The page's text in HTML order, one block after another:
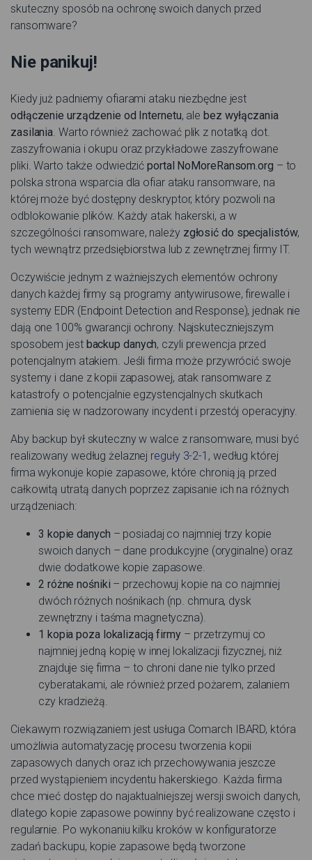
skuteczny sposób na ochronę swoich danych przed
ransomware?
Nie panikuj!
Kiedy już padniemy ofiarami ataku niezbędne jest
odłączenie urządzenie od Internetu, alebez wyłączania
zasilania. Warto również zachować plik z notatką dot.
zaszyfrowania i okupu oraz przykładowe zaszyfrowane
pliki. Warto także odwiedzićportal NoMoreRansom.org – to
polska strona wsparcia dla ofiar ataku ransomware, na
której może być dostępny deskryptor, który pozwoli na
odblokowanie plików. Każdy atak hakerski, a w
szczególności ransomware, należy zgłosić do specjalistów,
tych wewnątrz przedsiębiorstwa lub z zewnętrznej firmy IT.
Oczywiście jednym z ważniejszych elementów ochrony
danych każdej firmy są programy antywirusowe, firewalle i
systemy EDR (Endpoint Detection and Response), jednak nie
dają one 100% gwarancji ochrony. Najskuteczniejszym
sposobem jest backup danych, czyli prewencja przed
potencjalnym atakiem. Jeśli firma może przywrócić swoje
systemy i dane z kopii zapasowej, atak ransomware z
katastrofy o potencjalnie egzystencjalnych skutkach
zamienia się w nadzorowany incydent i przestój operacyjny.
Aby backup był skuteczny w walce z ransomware, musi być
realizowany według żelaznej reguły 3-2-1 , według której
firma wykonuje kopie zapasowe, które chronią ją przed
całkowitą utratą danych poprzez zapisanie ich na różnych
urządzeniach:
3 kopie danych – posiadaj co najmniej trzy kopie
swoich danych – dane produkcyjne (oryginalne) oraz
dwie dodatkowe kopie zapasowe.
2 różne nośniki – przechowuj kopie na co najmniej
dwóch różnych nośnikach (np. chmura, dysk
zewnętrzny i taśma magnetyczna).
1 kopia poza lokalizacją firmy – przetrzymuj co
najmniej jedną kopię w innej lokalizacji fizycznej, niż
znajduje się firma – to chroni dane nie tylko przed
cyberatakami, ale również przed pożarem, zalaniem
czy kradzieżą.
Ciekawym rozwiązaniem jest usługa Comarch IBARD, która
umożliwia automatyzację procesu tworzenia kopii
zapasowych danych oraz ich przechowywania jeszcze
przed wystąpieniem incydentu hakerskiego. Każda firma
chce mieć dostęp do najaktualniejszej wersji swoich danych,
dlatego kopie zapasowe powinny być realizowane często i
regularnie. Po wykonaniu kilku kroków w konfiguratorze
zadań backupu, kopie zapasowe będą tworzone